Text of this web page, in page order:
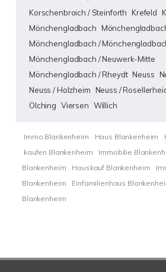
Korschenbroich / Steinforth Krefeld
Mönchengladbach
Mönchengladbach /
Mönchengladbach / Neuwerk-Mitte
Mönchengladbach / Rheydt Neuss
Neuss / Holzheim Neuss /
Olching Viersen Willich
Immo Blankenheim Haus Blankenheim
kaufen Blankenheim
Immobilie
Blankenheim
Hauskauf Blankenheim
Blankenheim
Einfamilienhaus
Blankenheim